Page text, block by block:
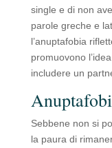
single e di non
parole greche e
l’anuptafobia
promuovono
includere un
Sebbene non si
la paura di